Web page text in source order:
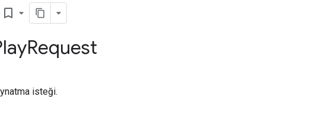
bookmark_border
Request
isteği.